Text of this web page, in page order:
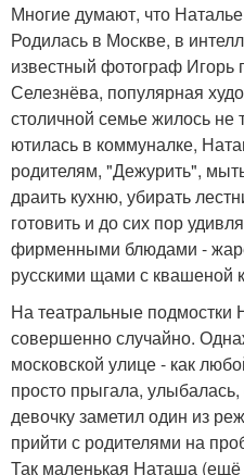
Многие думают, что
Родилась в Москве, в
известный фотограф Игорь
Селезнёва, популярная
столичной семье жилось не
ютилась в коммуналке,
родителям, "Дежурить",
драить кухню, убирать
готовить и до сих пор
фирменными блюдами -
русскими щами с квашеной
На театральные подмостки
совершенно случайно.
московской улице - как
просто прыгала,
девочку заметил один из
прийти с родителями на
Так маленькая Наташа